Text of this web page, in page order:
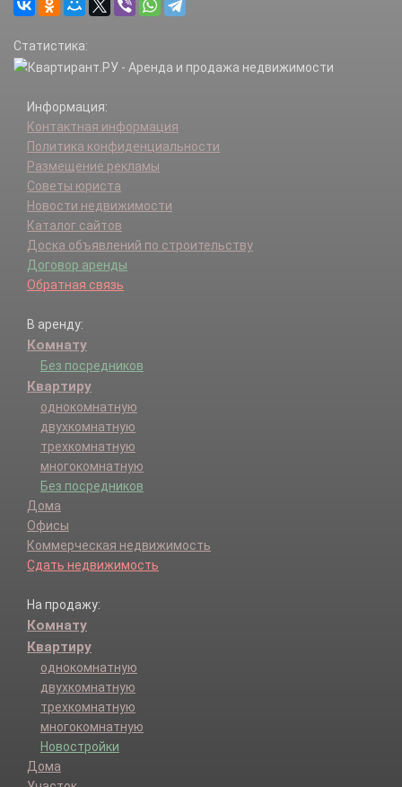
Статистика:
Информация:
Контактная информация
Политика конфиденциальности
Размещение рекламы
Советы юриста
Новости недвижимости
Каталог сайтов
Доска объявлений по строительству
Договор аренды
Обратная связь
В аренду:
Комнату
Без посредников
Квартиру
однокомнатную
двухкомнатную
трехкомнатную
многокомнатную
Без посредников
Дома
Офисы
Коммерческая недвижимость
Сдать недвижимость
На продажу:
Комнату
Квартиру
однокомнатную
двухкомнатную
трехкомнатную
многокомнатную
Новостройки
Дома